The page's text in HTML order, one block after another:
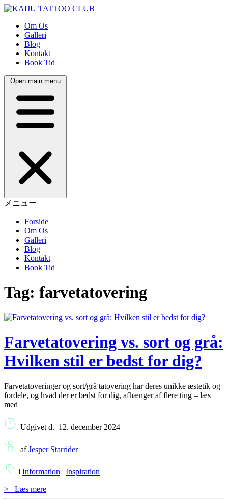
Om Os
Galleri
Blog
Kontakt
Book Tid
Open main menu
メニュー
Forside
Om Os
Galleri
Blog
Kontakt
Book Tid
Tag: farvetatovering
Farvetatovering vs. sort og grå:
Hvilken stil er bedst for dig?
Farvetatoveringer og sort/grå tatovering har deres unikke æstetik og
fordele, og hvad der er bedst for dig, afhænger af flere ting – læs
med
Udgivet d. 12. december 2024
afJesper Starrider
i Information | Inspiration
>
Læs mere